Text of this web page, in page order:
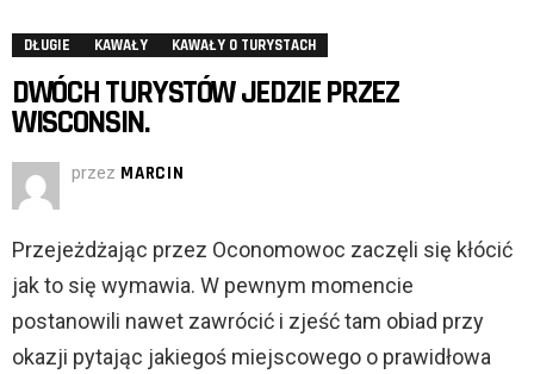
DŁUGIE KAWAŁY KAWAŁY O TURYSTACH
DWÓCH TURYSTÓW JEDZIE PRZEZ
WISCONSIN.
przez MARCIN
Przejeżdżając przez Oconomowoc zaczęli się kłócić
jak to się wymawia. W pewnym momencie
postanowili nawet zawrócić i zjeść tam obiad przy
okazji pytając jakiegoś miejscowego o prawidłowa